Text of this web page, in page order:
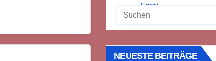
NEUESTE BEITRÄGE